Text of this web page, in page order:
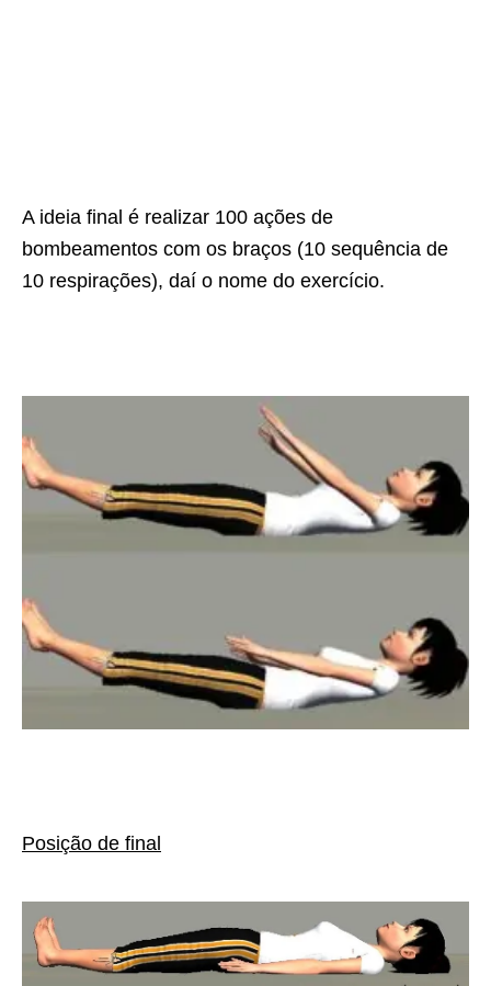
A ideia final é realizar 100 ações de
bombeamentos com os braços (10 sequência de
10 respirações), daí o nome do exercício.
Posição de final